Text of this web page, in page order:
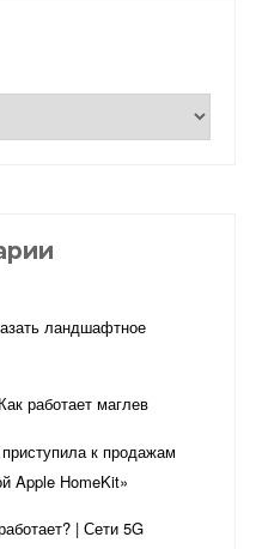
ландшафтное
Как работает маглев
к продажам
Apple HomeKit»
| Сети 5G